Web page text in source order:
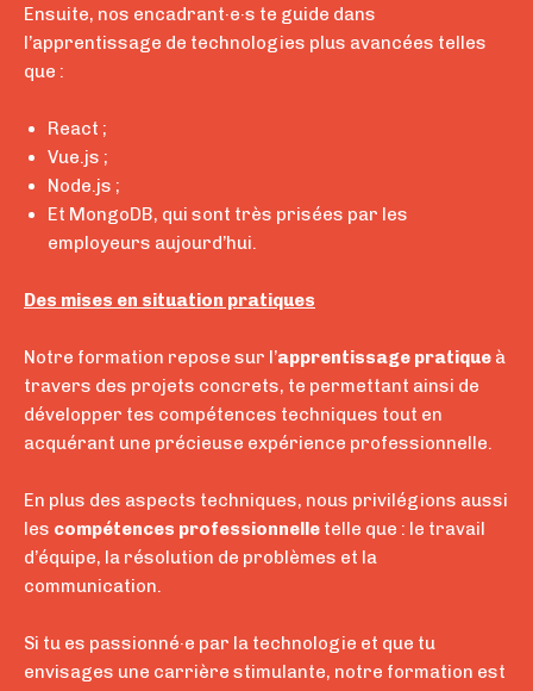
Ensuite, nos encadrant·e·s te guide dans
l’apprentissage de technologies plus avancées telles
que :
React ;
Vue.js ;
Node.js ;
Et MongoDB, qui sont très prisées par les
employeurs aujourd’hui.
Des mises en situation pratiques
Notre formation repose sur l’apprentissage pratique à
travers des projets concrets, te permettant ainsi de
développer tes compétences techniques tout en
acquérant une précieuse expérience professionnelle.
En plus des aspects techniques, nous privilégions aussi
les compétences professionnelle telle que : le travail
d’équipe, la résolution de problèmes et la
communication.
Si tu es passionné·e par la technologie et que tu
envisages une carrière stimulante, notre formation est